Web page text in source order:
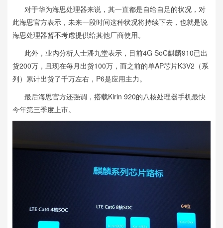
对于华为海思处理器来说，其一直都是自给自足的状况，对
此海思官方表示，未来一段时间这种状况将持续下去，也就是说
海思处理器暂不考虑提供给其他厂商使用。
此外，业内分析人士潘九堂表示，目前4G SoC麒麟910已出
货200万，且现在每月出货100万，而之前的单AP芯片K3V2（系
列）累计出货了千万左右，P6是应用主力。
最后海思官方还强调，搭载Kirin 920的八核处理器手机最快
今年第三季度上市。